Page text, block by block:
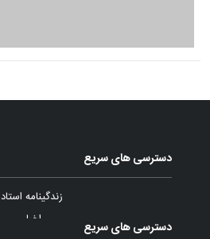
دسترسی های سریع
زندگینامه استاد
اخبار
دسترسی های سریع